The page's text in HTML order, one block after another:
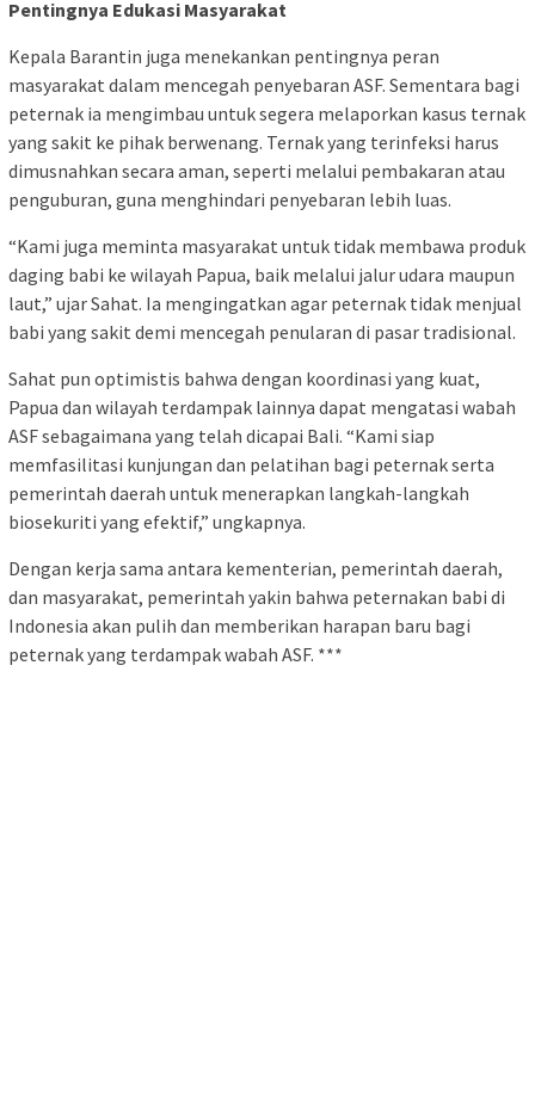
Pentingnya Edukasi Masyarakat
Kepala Barantin juga menekankan pentingnya peran
masyarakat dalam mencegah penyebaran ASF. Sementara bagi
peternak ia mengimbau untuk segera melaporkan kasus ternak
yang sakit ke pihak berwenang. Ternak yang terinfeksi harus
dimusnahkan secara aman, seperti melalui pembakaran atau
penguburan, guna menghindari penyebaran lebih luas.
“Kami juga meminta masyarakat untuk tidak membawa produk
daging babi ke wilayah Papua, baik melalui jalur udara maupun
laut,” ujar Sahat. Ia mengingatkan agar peternak tidak menjual
babi yang sakit demi mencegah penularan di pasar tradisional.
Sahat pun optimistis bahwa dengan koordinasi yang kuat,
Papua dan wilayah terdampak lainnya dapat mengatasi wabah
ASF sebagaimana yang telah dicapai Bali. “Kami siap
memfasilitasi kunjungan dan pelatihan bagi peternak serta
pemerintah daerah untuk menerapkan langkah-langkah
biosekuriti yang efektif,” ungkapnya.
Dengan kerja sama antara kementerian, pemerintah daerah,
dan masyarakat, pemerintah yakin bahwa peternakan babi di
Indonesia akan pulih dan memberikan harapan baru bagi
peternak yang terdampak wabah ASF. ***